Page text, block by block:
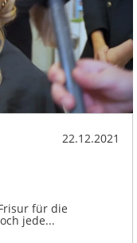
22.12.2021
für die
jede...